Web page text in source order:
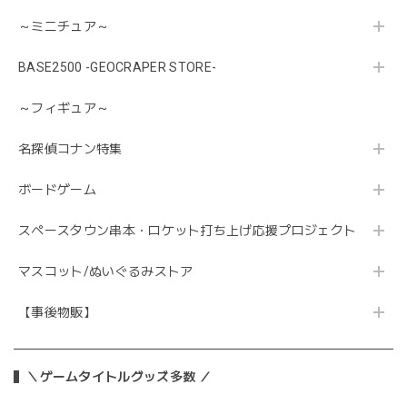
～ミニチュア～
BASE2500 -GEOCRAPER STORE-
～フィギュア～
名探偵コナン特集
ボードゲーム
スペースタウン串本・ロケット打ち上げ応援プロジェクト
マスコット/ぬいぐるみストア
【事後物販】
＼ゲームタイトルグッズ多数 ／